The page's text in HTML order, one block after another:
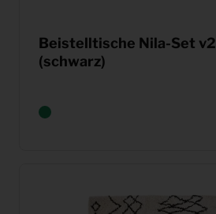
Beistelltische Nila-Set v2
(schwarz)